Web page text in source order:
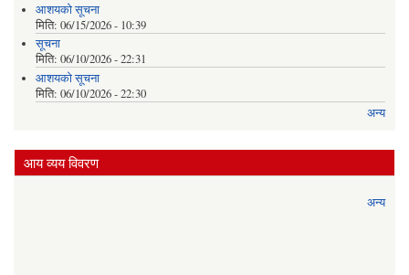
आशयको सूचना
मिति: 06/15/2026 - 10:39
सूचना
मिति: 06/10/2026 - 22:31
आशयको सूचना
मिति: 06/10/2026 - 22:30
अन्य
आय व्यय विवरण
अन्य